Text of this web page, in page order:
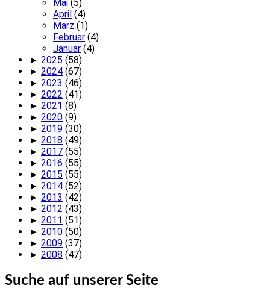
Mai (5)
April (4)
März (1)
Februar (4)
Januar (4)
► 2025 (58)
► 2024 (67)
► 2023 (46)
► 2022 (41)
► 2021 (8)
► 2020 (9)
► 2019 (30)
► 2018 (49)
► 2017 (55)
► 2016 (55)
► 2015 (55)
► 2014 (52)
► 2013 (42)
► 2012 (43)
► 2011 (51)
► 2010 (50)
► 2009 (37)
► 2008 (47)
Suche auf unserer Seite